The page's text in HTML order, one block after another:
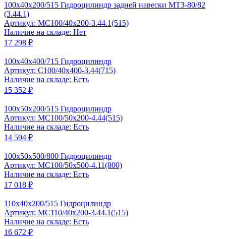
100x40x200/515 Гидроцилиндр задней навески МТЗ-80/82
(3.44.1)
Артикул: MC100/40x200-3.44.1(515)
Наличие на складе: Нет
17 298 ₽
100x40x400/715 Гидроцилиндр
Артикул: C100/40x400-3.44(715)
Наличие на складе: Есть
15 352 ₽
100x50x200/515 Гидроцилиндр
Артикул: MC100/50x200-4.44(515)
Наличие на складе: Есть
14 594 ₽
100x50x500/800 Гидроцилиндр
Артикул: MC100/50x500-4.11(800)
Наличие на складе: Есть
17 018 ₽
110x40x200/515 Гидроцилиндр
Артикул: MC110/40x200-3.44.1(515)
Наличие на складе: Есть
16 672 ₽